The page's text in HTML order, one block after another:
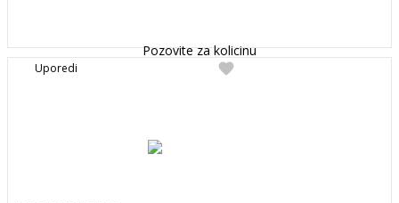
Pozovite za kolicinu
favorite
Uporedi